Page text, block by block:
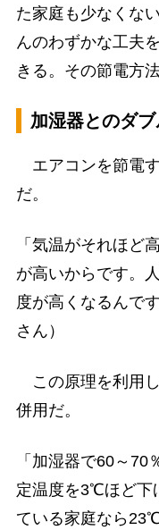
た家庭も少なくな
んのわずかな工夫
きる。その節電方
加湿器とのダ
エアコンを節電す
だ。
「気温がそれほど
が高いからです。
度が高くなるんで
さん）
この原理を利用
併用だ。
「加湿器で60～
定温度を3℃ほど下
ている家庭なら